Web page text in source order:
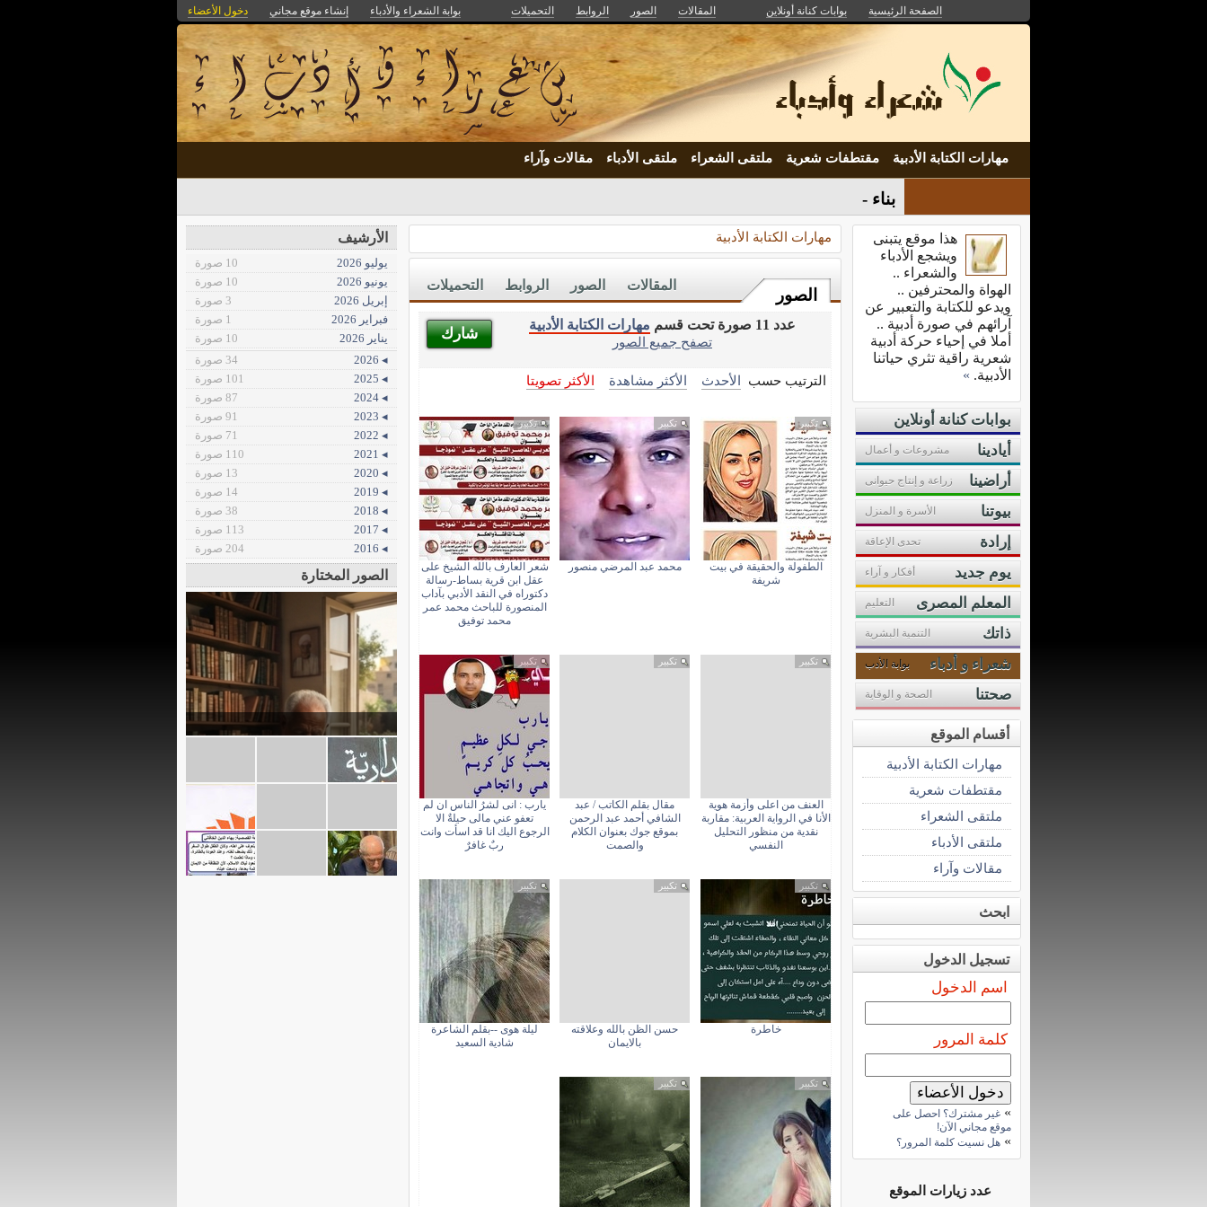
الصفحة الرئيسية بوابات كنانة أونلاين المقالات الصور الروابط التحميلات بوابة الشعراء والأدباء إنشاء موقع مجاني دخول الأعضاء
مهارات الكتابة الأدبية مقتطفات شعرية ملتقى الشعراء ملتقى الأدباء مقالات وآراء
بناء الهوية ال_
مهارات الكتابة الأدبية
الصور
التحميلات الروابط الصور المقالات
شارك
عدد 11 صورة تحت قسم
مهارات الكتابة الأدبية
تصفح جميع الصور
الترتيب حسب الأحدث الأكثر مشاهدة الأكثر تصويتا
تكبير
الطفولة والحقيقة في بيت
شريفة
تكبير
محمد عبد المرضي منصور
تكبير
شعر العارف بالله الشيخ على
عقل ابن قرية بساط-رسالة
دكتوراه في النقد الأدبي بآداب
المنصورة للباحث محمد عمر
محمد توفيق
تكبير
العنف من اعلى وأزمة هوية
الأنا في الرواية العربية: مقاربة
نقدية من منظور التحليل
النفسي
تكبير
مقال بقلم الكاتب / عبد
الشافي أحمد عبد الرحمن
بموقع جوك بعنوان الكلام
والصمت
تكبير
يارب : انى لشرُ الناس ان لم
تعفو عني مالى حيلةٌ الا
الرجوع اليك انا قد اسأت وانت
ربٌ غافرٌ
تكبير
خاطرة
تكبير
حسن الظن بالله وعلاقته
بالايمان
تكبير
ليلة هوى --بقلم الشاعرة
شادية السعيد
تكبير تكبير
هذا موقع يتبنى
ويشجع الأدباء
والشعراء ..
الهواة والمحترفين ..
ويدعو للكتابة والتعبير عن
آرائهم في صورة أدبية ..
أملا في إحياء حركة أدبية
شعرية راقية تثري حياتنا
الأدبية. »
بوابات كنانة أونلاين
أيادينا
مشروعات و أعمال
أراضينا زراعة و إنتاج حيوانى
بيوتنا الأسرة و المنزل
إرادة تحدى الإعاقة
يوم جديد أفكار و آراء
المعلم المصرى التعليم
ذاتك التنمية البشرية
شعراء و أدباء بوابة الأدب
صحتنا الصحة و الوقاية
أقسام الموقع
مهارات الكتابة الأدبية
مقتطفات شعرية
ملتقى الشعراء
ملتقى الأدباء
مقالات وآراء
ابحث
تسجيل الدخول
اسم الدخول
كلمة المرور
» غير مشترك؟ احصل على
موقع مجاني الآن!
» هل نسيت كلمة المرور؟
عدد زيارات الموقع
الأرشيف
يوليو 2026
10 صورة
يونيو 2026
10 صورة
إبريل 2026
3 صورة
فبراير 2026
1 صورة
يناير 2026
10 صورة
◂ 2026
34 صورة
◂ 2025
101 صورة
◂ 2024
87 صورة
◂ 2023
91 صورة
◂ 2022
71 صورة
◂ 2021
110 صورة
◂ 2020
13 صورة
◂ 2019
14 صورة
◂ 2018
38 صورة
◂ 2017
113 صورة
◂ 2016
204 صورة
الصور المختارة